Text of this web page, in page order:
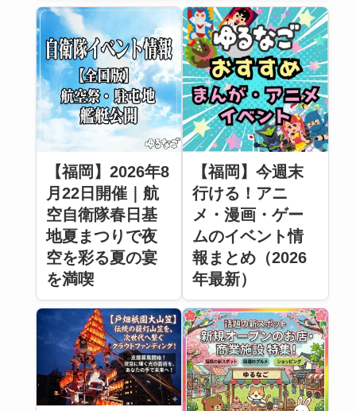
【福岡】2026年8
月22日開催｜航
空自衛隊春日基
地夏まつりで夜
空を彩る夏の宴
を満喫
【福岡】今週末
行ける！アニ
メ・漫画・ゲー
ムのイベント情
報まとめ（2026
年最新）